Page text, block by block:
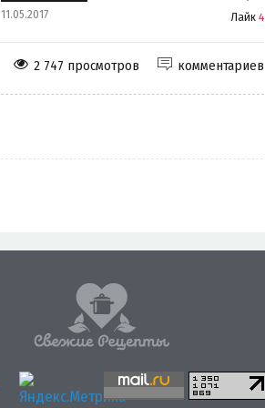
11.05.2017 Лайк 4
комментариев
2 747 просмотров